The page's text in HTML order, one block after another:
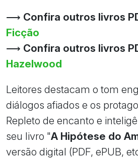
⟶ Confira outros livros
Ficção
⟶ Confira outros livros
Hazelwood
Leitores destacam o tom
diálogos afiados e os
Repleto de encanto e
seu livro "A Hipótese do
versão digital (PDF, ePUB,